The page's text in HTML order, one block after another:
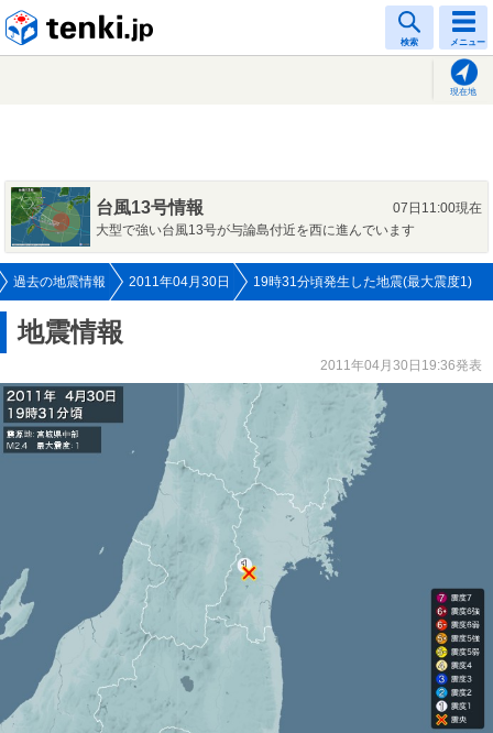
検索 メニュー
現在地
台風13号情報
07日11:00現在
大型で強い台風13号が与論島付近を西に進んでいます
過去の地震情報 2011年04月30日 19時31分頃発生した地震(最大震度1)
地震情報
2011年04月30日19:36発表